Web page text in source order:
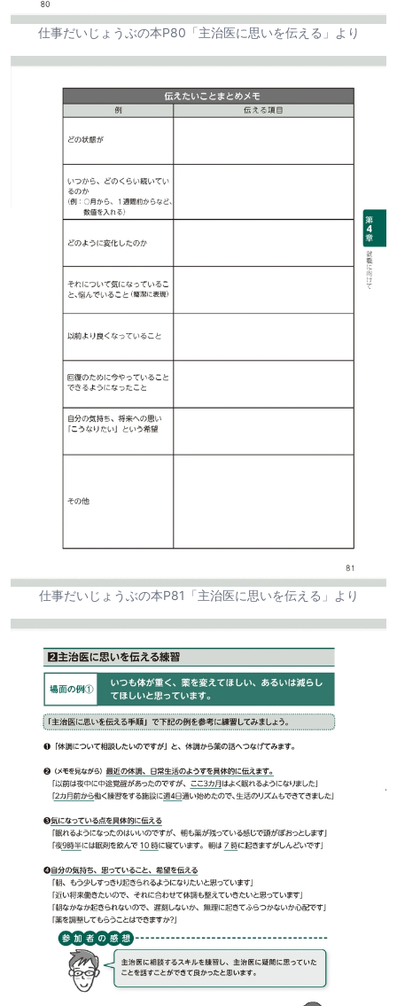
仕事だいじょうぶの本P80「主治医に思いを伝える」より
仕事だいじょうぶの本P81「主治医に思いを伝える」より